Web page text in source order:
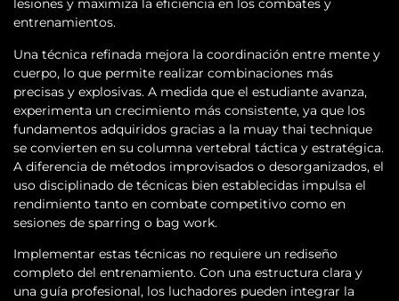
lesiones y maximiza la eficiencia en los combates y
entrenamientos.
Una técnica refinada mejora la coordinación entre mente y
cuerpo, lo que permite realizar combinaciones más
precisas y explosivas. A medida que el estudiante avanza,
experimenta un crecimiento más consistente, ya que los
fundamentos adquiridos gracias a la muay thai technique
se convierten en su columna vertebral táctica y estratégica.
A diferencia de métodos improvisados o desorganizados, el
uso disciplinado de técnicas bien establecidas impulsa el
rendimiento tanto en combate competitivo como en
sesiones de sparring o bag work.
Implementar estas técnicas no requiere un rediseño
completo del entrenamiento. Con una estructura clara y
una guía profesional, los luchadores pueden integrar la